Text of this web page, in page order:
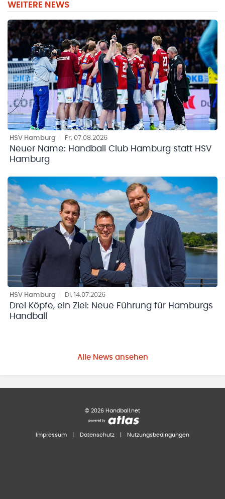
WEITERE NEWS
HSV Hamburg Fr, 07.08.2026
Neuer Name: Handball Club Hamburg statt HSV
Hamburg
HSV Hamburg Di, 14.07.2026
Drei Köpfe, ein Ziel: Neue Führung für Hamburgs
Handball
Alle News ansehen
© 2026 Handball.net
Impressum Datenschutz Nutzungsbedingungen